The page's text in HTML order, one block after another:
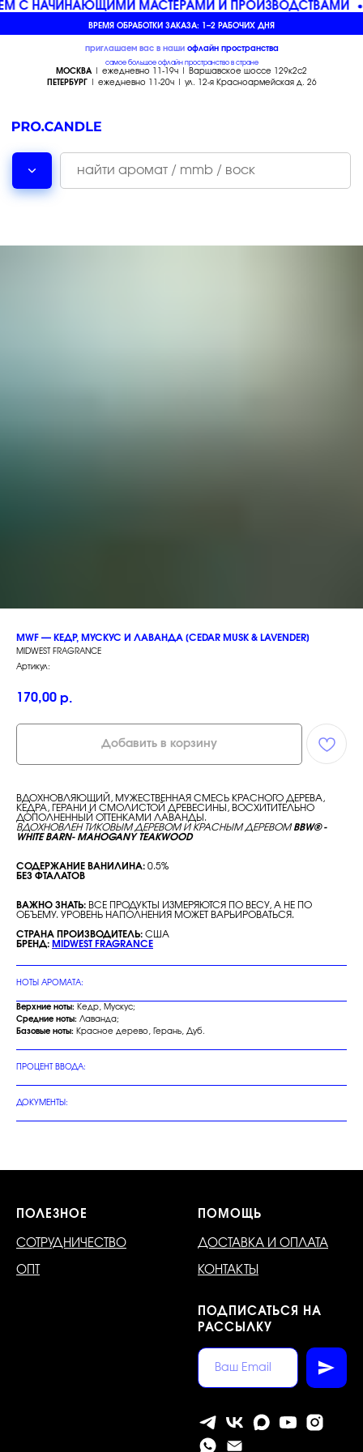
С НАЧИНАЮЩИМИ МАСТЕРАМИ И ПРОИЗВОДСТВАМИ
ВРЕМЯ ОБРАБОТКИ ЗАКАЗА: 1–2 РАБОЧИХ ДНЯ
приглашаем вас в наши офлайн пространства
самое большое офлайн пространство в стране
МОСКВА| ежедневно 11-19ч | Варшавское шоссе 129к2с2
ПЕТЕРБУРГ| ежедневно 11-20ч | ул. 12-я Красноармейская д. 26
MWF — КЕДР, МУСКУС И ЛАВАНДА [CEDAR MUSK & LAVENDER]
MIDWEST FRAGRANCE
Артикул:
170,00 р.
Добавить в корзину
ВДОХНОВЛЯЮЩИЙ, МУЖЕСТВЕННАЯ СМЕСЬ КРАСНОГО ДЕРЕВА,
КЕДРА, ГЕРАНИ И СМОЛИСТОЙ ДРЕВЕСИНЫ, ВОСХИТИТЕЛЬНО
ДОПОЛНЕННЫЙ ОТТЕНКАМИ ЛАВАНДЫ.
ВДОХНОВЛЕН ТИКОВЫМ ДЕРЕВОМ И КРАСНЫМ ДЕРЕВОМ BBW® -
WHITE BARN- MAHOGANY TEAKWOOD
СОДЕРЖАНИЕ ВАНИЛИНА: 0.5%
БЕЗ ФТАЛАТОВ
ВАЖНО ЗНАТЬ: ВСЕ ПРОДУКТЫ ИЗМЕРЯЮТСЯ ПО ВЕСУ, А НЕ ПО
ОБЪЕМУ. УРОВЕНЬ НАПОЛНЕНИЯ МОЖЕТ ВАРЬИРОВАТЬСЯ.
СТРАНА ПРОИЗВОДИТЕЛЬ: США
БРЕНД: MIDWEST FRAGRANCE
НОТЫ АРОМАТА:
Верхние ноты: Кедр, Мускус;
Средние ноты: Лаванда;
Базовые ноты: Красное дерево, Герань, Дуб.
ПРОЦЕНТ ВВОДА:
ДОКУМЕНТЫ:
ПОЛЕЗНОЕ
СОТРУДНИЧЕСТВО
ОПТ
ПОМОЩЬ
ДОСТАВКА И ОПЛАТА
КОНТАКТЫ
ПОДПИСАТЬСЯ НА
РАССЫЛКУ